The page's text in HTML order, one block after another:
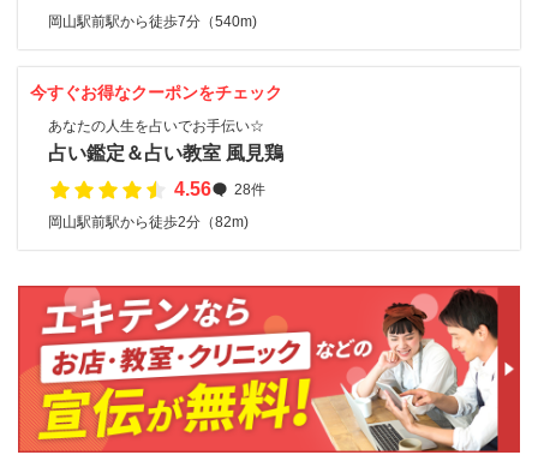
岡山駅前駅から徒歩7分（540m)
今すぐお得なクーポンをチェック
あなたの人生を占いでお手伝い☆
占い鑑定＆占い教室 風見鶏
4.56
28件
岡山駅前駅から徒歩2分（82m)